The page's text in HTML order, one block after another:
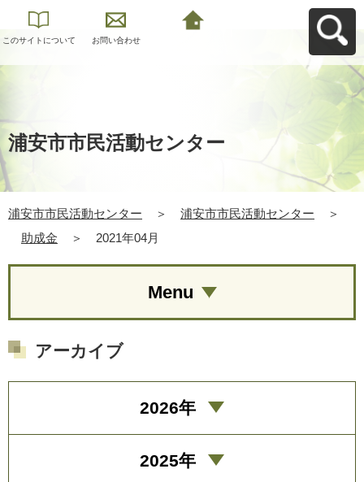
このサイトについて お問い合わせ
浦安市市民活動センター
浦安市市民活動センター ＞ 浦安市市民活動センター
＞
助成金
＞ 2021年04月
Menu
アーカイブ
2026年
2025年